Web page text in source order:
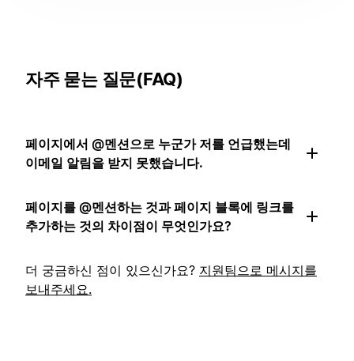
자주 묻는 질문(FAQ)
페이지에서 @멘션으로 누군가 저를 언급했는데
이메일 알림을 받지 못했습니다.
페이지를 @멘션하는 것과 페이지 블록에 링크를
추가하는 것의 차이점이 무엇인가요?
더 궁금하신 점이 있으신가요? 지원팀으로 메시지를
보내주세요.